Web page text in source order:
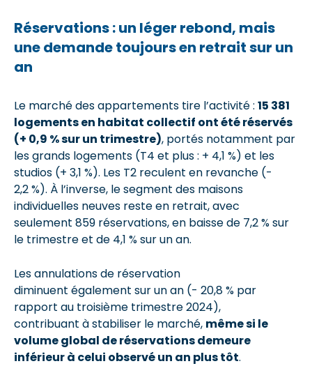
Réservations : un léger rebond, mais
une demande toujours en retrait sur un
an
Le marché des appartements tire l’activité : 15 381
logements en habitat collectif ont été réservés
(+ 0,9 % sur un trimestre), portés notamment par
les grands logements (T4 et plus : + 4,1 %) et les
studios (+ 3,1 %). Les T2 reculent en revanche (-
2,2 %). À l’inverse, le segment des maisons
individuelles neuves reste en retrait, avec
seulement 859 réservations, en baisse de 7,2 % sur
le trimestre et de 4,1 % sur un an.
Les annulations de réservation
diminuent également sur un an (- 20,8 % par
rapport au troisième trimestre 2024),
contribuant à stabiliser le marché, même si le
volume global de réservations demeure
inférieur à celui observé un an plus tôt.